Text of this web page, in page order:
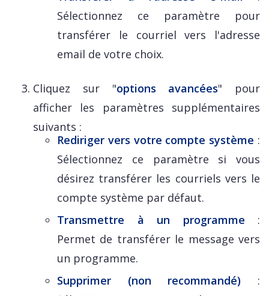
Sélectionnez ce paramètre pour
transférer le courriel vers l'adresse
email de votre choix.
Cliquez sur "options avancées" pour
afficher les paramètres supplémentaires
suivants :
Rediriger vers votre compte système :
Sélectionnez ce paramètre si vous
désirez transférer les courriels vers le
compte système par défaut.
Transmettre à un programme :
Permet de transférer le message vers
un programme.
Supprimer (non recommandé) :